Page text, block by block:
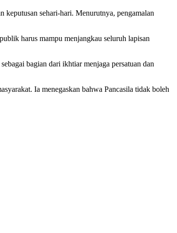
sehari-hari. Menurutnya, pengamalan
harus mampu menjangkau seluruh lapisan
bagian dari ikhtiar menjaga persatuan dan
Ia menegaskan bahwa Pancasila tidak boleh